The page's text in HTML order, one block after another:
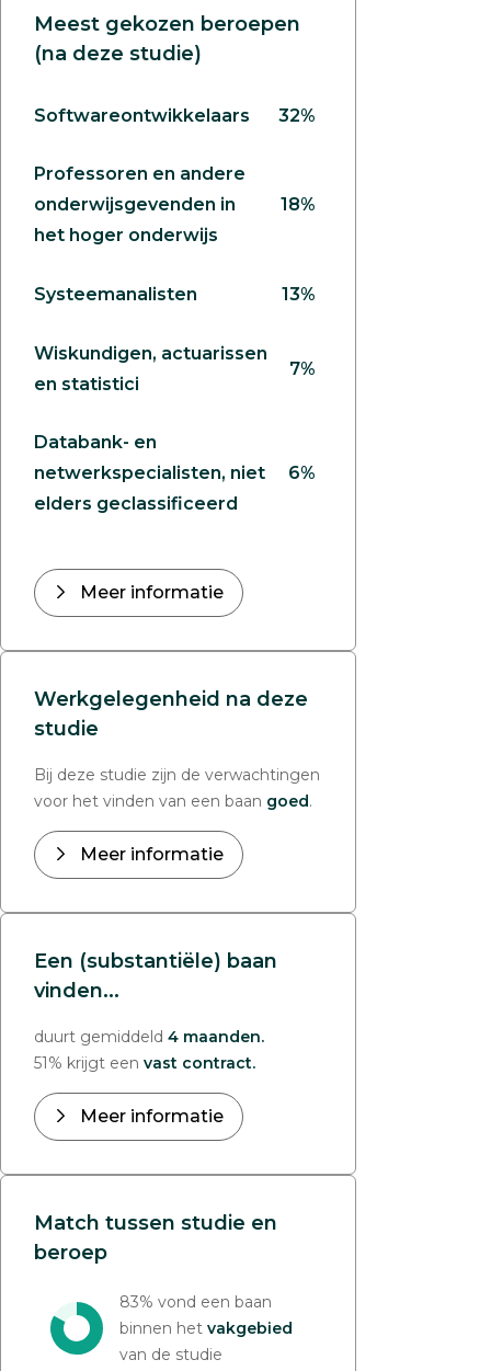
Meest gekozen beroepen
(na deze studie)
Softwareontwikkelaars 32%
Professoren en andere
onderwijsgevenden in
het hoger onderwijs
18%
Systeemanalisten 13%
Wiskundigen, actuarissen
en statistici
7%
Databank- en
netwerkspecialisten, niet
elders geclassificeerd
6%
Meer informatie
Werkgelegenheid na deze
studie
Bij deze studie zijn de verwachtingen
voor het vinden van een baan goed.
Meer informatie
Een (substantiële) baan
vinden...
duurt gemiddeld 4 maanden.
51% krijgt een vast contract.
Meer informatie
Match tussen studie en
beroep
83% vond een baan
binnen het vakgebied
van de studie